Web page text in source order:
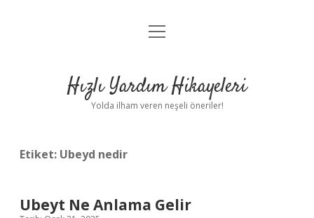
Anasayfa
Yasal Uyarı
menüyü
Hızlı Yardım Hikayeleri
Yolda ilham veren neşeli öneriler!
Etiket: Ubeyd nedir
Ubeyt Ne Anlama Gelir